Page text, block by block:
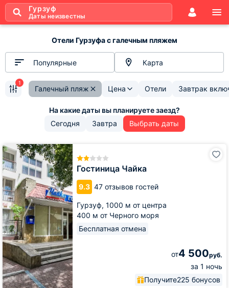
Гурзуф
Даты неизвестны
Отели Гурзуфа с галечным пляжем
Популярные Карта
Галечный пляж Цена Отели Завтрак
1
Сегодня Завтра Выбрать даты
Гостиница Чайка
9.3 47 отзывов гостей
Гурзуф, 1000 м от центра
400 м от Черного моря
Бесплатная отмена
от4 500руб.
за 1 ночь
Получите225 бонусов
Гостиница
Чайка